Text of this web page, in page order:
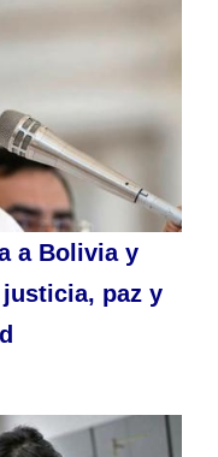
a Bolivia y
paz y